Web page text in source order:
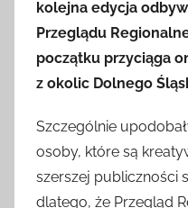
kolejna edycja
Przeglądu
początku przyciąga
z okolic Dolnego
Szczególnie
osoby, które są
szerszej publiczności
dlatego, że Przegląd